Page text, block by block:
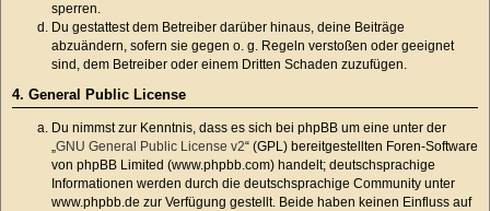
sperren.
Du gestattest dem Betreiber darüber hinaus, deine Beiträge
abzuändern, sofern sie gegen o. g. Regeln verstoßen oder geeignet
sind, dem Betreiber oder einem Dritten Schaden zuzufügen.
4. General Public License
Du nimmst zur Kenntnis, dass es sich bei phpBB um eine unter der
GNU General Public License v2“ (GPL) bereitgestellten Foren-Software
von phpBB Limited (www.phpbb.com) handelt; deutschsprachige
Informationen werden durch die deutschsprachige Community unter
www.phpbb.de zur Verfügung gestellt. Beide haben keinen Einfluss auf